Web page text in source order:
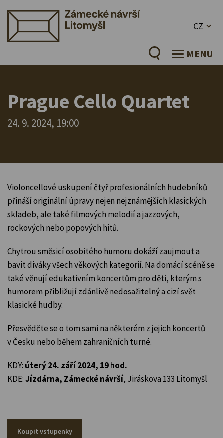
CZ
MENU
Prague Cello Quartet
24. 9. 2024, 19:00
Violoncellové uskupení čtyř profesionálních hudebníků
přináší originální úpravy nejen nejznámějších klasických
skladeb, ale také filmových melodií a jazzových,
rockových nebo popových hitů.
Chytrou směsicí osobitého humoru dokáží zaujmout a
bavit diváky všech věkových kategorií. Na domácí scéně se
také věnují edukativním koncertům pro děti, kterým s
humorem přibližují zdánlivě nedosažitelný a cizí svět
klasické hudby.
Přesvědčte se o tom sami na některém z jejich koncertů
v Česku nebo během zahraničních turné.
KDY: úterý 24. září 2024, 19 hod.
KDE:Jízdárna, Zámecké návrší, Jiráskova 133 Litomyšl
Koupit vstupenky